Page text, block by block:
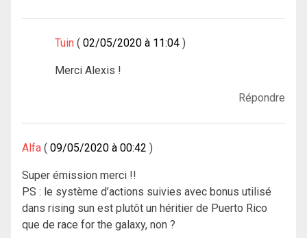
Tuin 02/05/2020 à 11:04
Merci Alexis !
Répondre
Alfa 09/05/2020 à 00:42
Super émission merci !!
PS : le système d’actions suivies avec bonus utilisé
dans rising sun est plutôt un héritier de Puerto Rico
que de race for the galaxy, non ?